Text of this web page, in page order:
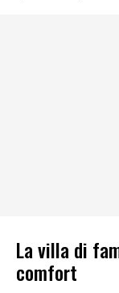
La villa di
comfort